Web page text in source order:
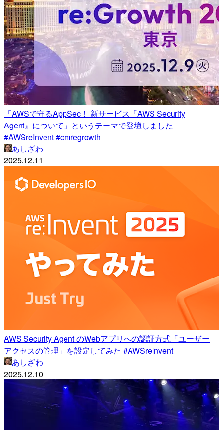
「AWSで守るAppSec！ 新サービス『AWS Security
Agent』について」というテーマで登壇しました
#AWSreInvent #cmregrowth
あしざわ
2025.12.11
AWS Security Agent のWebアプリへの認証方式「ユーザー
アクセスの管理」を設定してみた #AWSreInvent
あしざわ
2025.12.10